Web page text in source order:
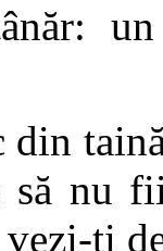
un
din
să nu
ţi